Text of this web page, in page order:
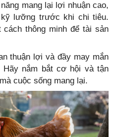
mang lại lợi nhuận cao,
kỹ lưỡng trước khi chi tiêu.
thông minh để tài sản
thuận lợi và đầy may mắn
Hãy nắm bắt cơ hội và tận
cuộc sống mang lại.